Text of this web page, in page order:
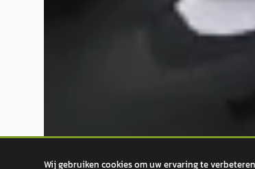
Wij gebruiken cookies om uw ervaring te